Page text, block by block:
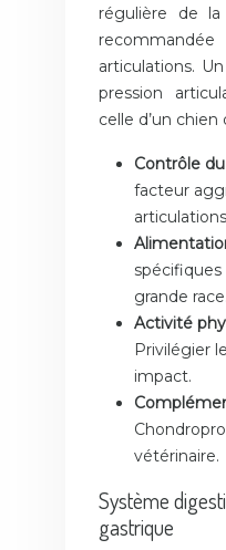
régulière de
articulations.
pression
celle d’un chien
Contrôle
facteur
grande race.
Activité
Privilégier
impact.
vétérinaire.
Système
gastrique